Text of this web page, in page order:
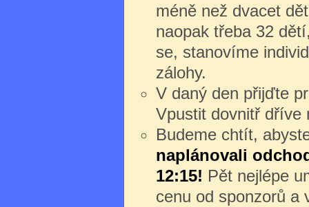
méně než dvacet
naopak třeba 32
se, stanovíme
zálohy.
V daný den přijďte
Vpustit dovnitř dříve
Budeme chtít,
naplánovali
12:15! Pět nejlépe
cenu od sponzorů a